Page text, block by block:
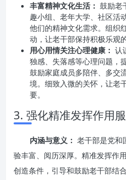
丰富精神文化生活： 鼓励老
趣小组、老年大学、社区活
他们的精神文化需求。组织
动，让老干部保持积极乐观的
用心用情关注心理健康： 认
独感、失落感等心理问题，
鼓励家庭成员多陪伴、多交
境。细致入微的关怀，让老
要。
3. 强化精准发挥作用
内涵与意义： 老干部是党和
验丰富、阅历深厚。精准发挥作
创造条件，引导和鼓励老干部结